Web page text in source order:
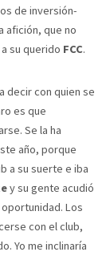
de inversión-
afición, que no
su querido FCC.
decir con quien se
es que
Se la ha
año, porque
a su suerte e iba
y su gente acudió
Los
con el club,
Yo me inclinaría